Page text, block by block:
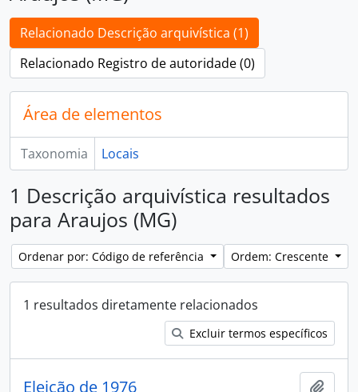
Relacionado Descrição arquivística (1)
Relacionado Registro de autoridade (0)
Área de elementos
Taxonomia Locais
1 Descrição arquivística resultados
para Araujos (MG)
Ordenar por: Código de referência Ordem: Crescente
1 resultados diretamente relacionados
Excluir termos específicos
Eleição de 1976